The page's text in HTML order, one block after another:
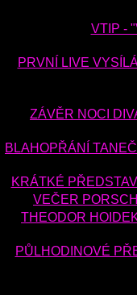
VTIP -
PRVNÍ LIVE
ZÁVĚR NOCI
BLAHOPŘÁNÍ
KRÁTKÉ
VEČER
THEODOR
PŮLHODINOVÉ